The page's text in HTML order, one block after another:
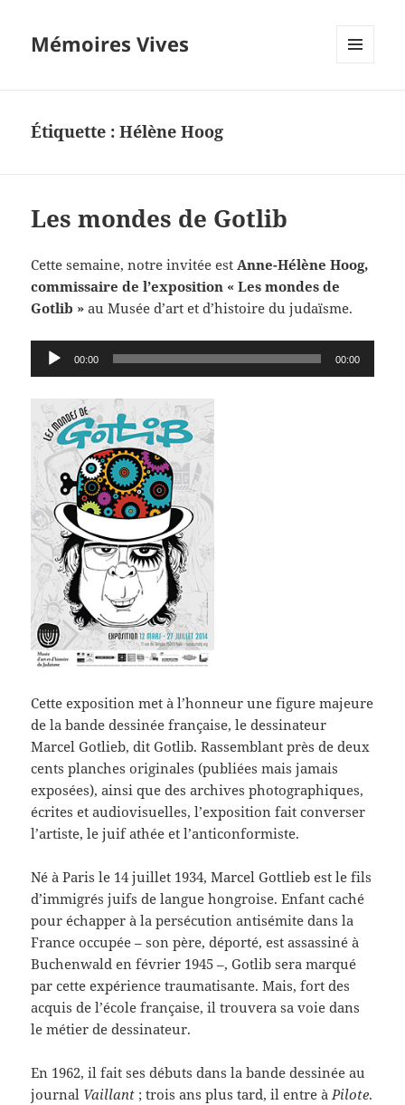
Mémoires Vives
Étiquette :Hélène Hoog
Les mondes de Gotlib
Cette semaine, notre invitée estAnne-Hélène Hoog,
commissaire de l’exposition « Les mondes de
Gotlib » au Musée d’art et d’histoire du judaïsme.
Lecteur
audio
00:00 00:00
Cette exposition met à l’honneur une figure majeure
de la bande dessinée française, le dessinateur
Marcel Gotlieb, dit Gotlib. Rassemblant près de deux
cents planches originales (publiées mais jamais
exposées), ainsi que des archives photographiques,
écrites et audiovisuelles, l’exposition fait converser
l’artiste, le juif athée et l’anticonformiste.
Né à Paris le 14 juillet 1934, Marcel Gottlieb est le fils
d’immigrés juifs de langue hongroise. Enfant caché
pour échapper à la persécution antisémite dans la
France occupée – son père, déporté, est assassiné à
Buchenwald en février 1945 –, Gotlib sera marqué
par cette expérience traumatisante. Mais, fort des
acquis de l’école française, il trouvera sa voie dans
le métier de dessinateur.
En 1962, il fait ses débuts dans la bande dessinée au
journal Vaillant ; trois ans plus tard, il entre àPilote.